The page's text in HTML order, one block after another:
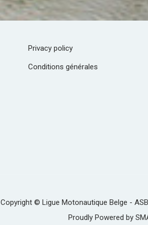
Privacy policy
Conditions générales
Copyright © Ligue Motonautique Belge -
Proudly Powered by